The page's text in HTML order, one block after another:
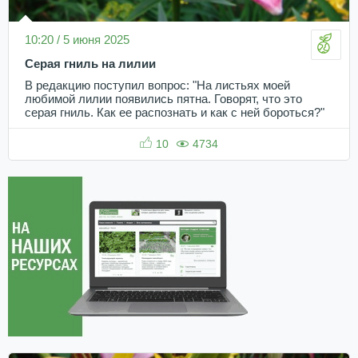
10:20 / 5 июня 2025
Серая гниль на лилии
В редакцию поступил вопрос: "На листьях моей
любимой лилии появились пятна. Говорят, что это
серая гниль. Как ее распознать и как с ней бороться?"
10 4734